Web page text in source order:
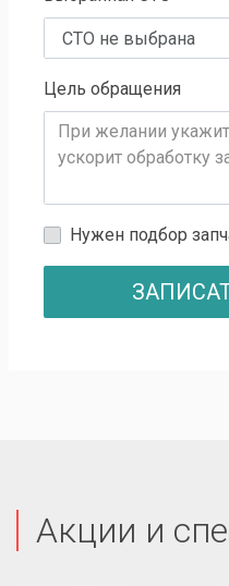
Цель обращения
Нужен подбор
Акции и